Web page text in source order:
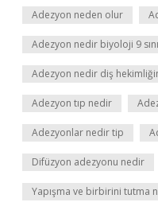
Adezyon neden olur
Adezyon nedir biyoloji 9
Adezyon nedir diş
Adezyon tıp nedir
Adezyonlar nedir tip
Difüzyon adezyonu nedir
Yapışma ve birbirini tutma